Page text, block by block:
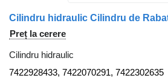
Preț la cerere
Cilindru hidraulic
7422928433, 7422070291, 7422302635